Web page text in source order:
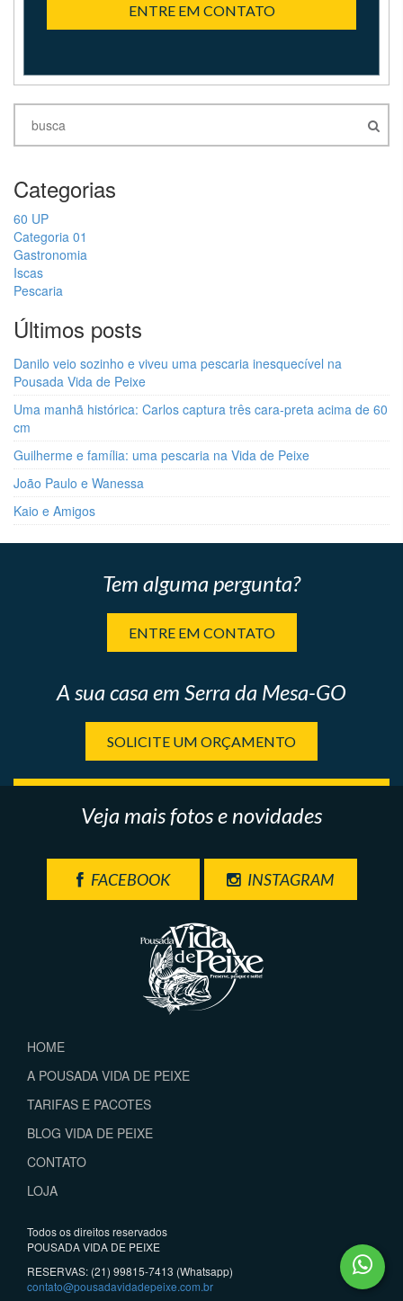
ENTRE EM CONTATO
Categorias
60 UP
Categoria 01
Gastronomia
Iscas
Pescaria
Últimos posts
Danilo veio sozinho e viveu uma pescaria inesquecível na
Pousada Vida de Peixe
Uma manhã histórica: Carlos captura três cara-preta acima de 60
cm
Guilherme e família: uma pescaria na Vida de Peixe
João Paulo e Wanessa
Kaio e Amigos
Tem alguma pergunta?
ENTRE EM CONTATO
A sua casa em Serra da Mesa-GO
SOLICITE UM ORÇAMENTO
Veja mais fotos e novidades
FACEBOOK INSTAGRAM
HOME
A POUSADA VIDA DE PEIXE
TARIFAS E PACOTES
BLOG VIDA DE PEIXE
CONTATO
LOJA
Todos os direitos reservados
POUSADA VIDA DE PEIXE
RESERVAS: (21) 99815-7413 (Whatsapp)
contato@pousadavidadepeixe.com.br